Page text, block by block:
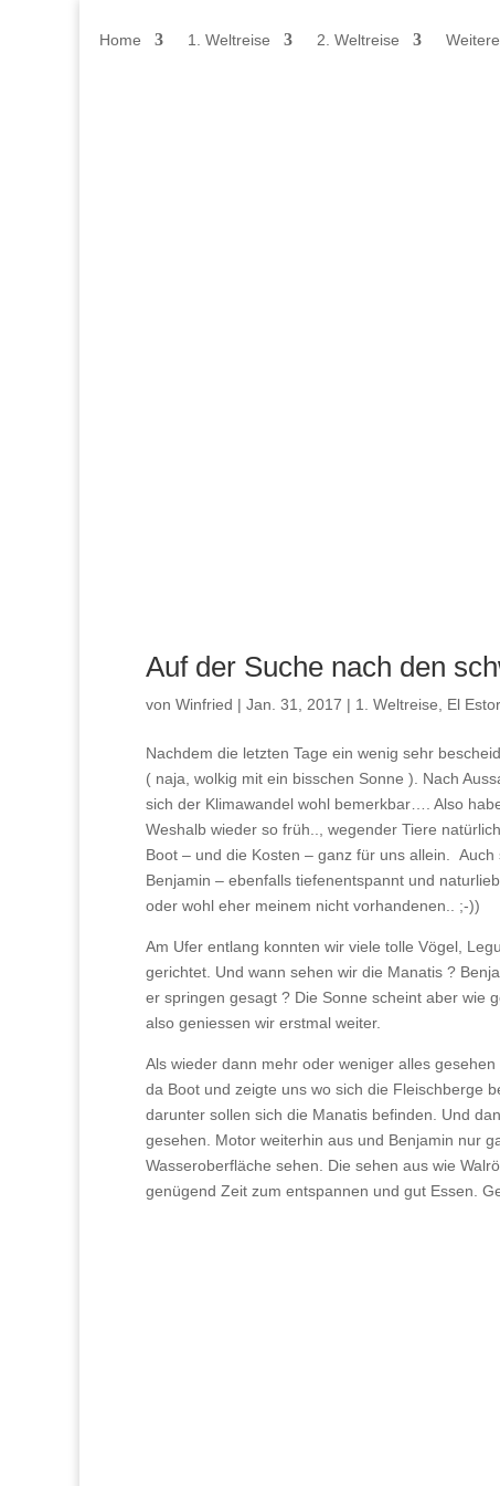
Home 1. Weltreise 2. Weltreise
Auf der Suche nach den
von Winfried | Jan. 31, 2017 | 1. Weltreise, El Estor
Nachdem die letzten Tage ein wenig sehr
( naja, wolkig mit ein bisschen Sonne ). Nach
sich der Klimawandel wohl bemerkbar…. Also
Weshalb wieder so früh.., wegender Tiere
Boot – und die Kosten – ganz für uns allein.
Benjamin – ebenfalls tiefenentspannt und
oder wohl eher meinem nicht vorhandenen.. ;-))
Am Ufer entlang konnten wir viele tolle Vögel,
gerichtet. Und wann sehen wir die Manatis ?
er springen gesagt ? Die Sonne scheint aber wie
also geniessen wir erstmal weiter.
Als wieder dann mehr oder weniger alles
da Boot und zeigte uns wo sich die Fleischberge
darunter sollen sich die Manatis befinden. Und
gesehen. Motor weiterhin aus und Benjamin nur
Wasseroberfläche sehen. Die sehen aus wie
genügend Zeit zum entspannen und gut Essen.